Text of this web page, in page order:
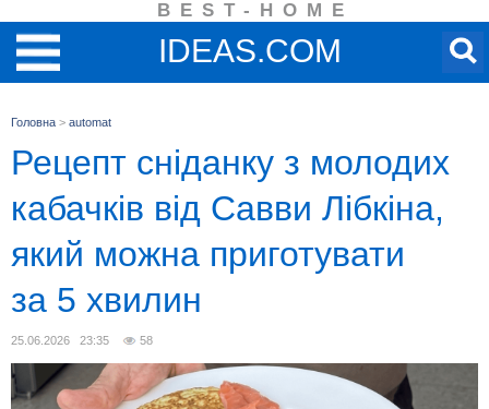
BEST-HOME
IDEAS.COM
Головна > automat
Рецепт сніданку з молодих
кабачків від Савви Лібкіна,
який можна приготувати
за 5 хвилин
25.06.2026 23:35 58